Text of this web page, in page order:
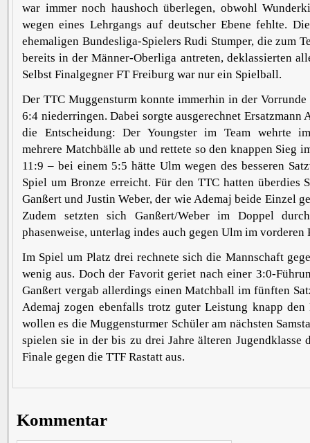
war immer noch haushoch überlegen, obwohl
wegen eines Lehrgangs auf deutscher Ebene fehlte.
ehemaligen Bundesliga-Spielers Rudi Stumper, die zum
bereits in der Männer-Oberliga antreten, deklassierten
Selbst Finalgegner FT Freiburg war nur ein Spielball.
Der TTC Muggensturm konnte immerhin in der
6:4 niederringen. Dabei sorgte ausgerechnet Ersatzmann
die Entscheidung: Der Youngster im Team wehrte
mehrere Matchbälle ab und rettete so den knappen Sieg
11:9 – bei einem 5:5 hätte Ulm wegen des besseren
Spiel um Bronze erreicht. Für den TTC hatten überdies
Ganßert und Justin Weber, der wie Ademaj beide Einzel
Zudem setzten sich Ganßert/Weber im Doppel
phasenweise, unterlag indes auch gegen Ulm im vorderen
Im Spiel um Platz drei rechnete sich die Mannschaft
wenig aus. Doch der Favorit geriet nach einer 3:0-
Ganßert vergab allerdings einen Matchball im fünften
Ademaj zogen ebenfalls trotz guter Leistung knapp den
wollen es die Muggensturmer Schüler am nächsten
spielen sie in der bis zu drei Jahre älteren Jugendklasse
Finale gegen die TTF Rastatt aus.
Kommentar